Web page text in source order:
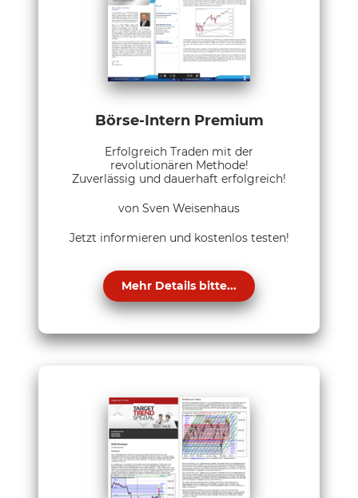
Börse-Intern Premium
Erfolgreich Traden mit der
revolutionären Methode!
Zuverlässig und dauerhaft erfolgreich!
von Sven Weisenhaus
Jetzt informieren und kostenlos testen!
Mehr Details bitte...